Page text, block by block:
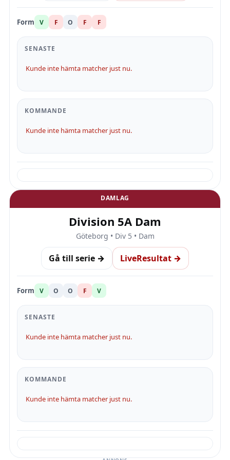
Form V F O F F
SENASTE
Kunde inte hämta matcher just nu.
KOMMANDE
Kunde inte hämta matcher just nu.
DAMLAG
Division 5A Dam
Göteborg • Div 5 • Dam
Gå till serie → LiveResultat →
Form V O O F V
SENASTE
Kunde inte hämta matcher just nu.
KOMMANDE
Kunde inte hämta matcher just nu.